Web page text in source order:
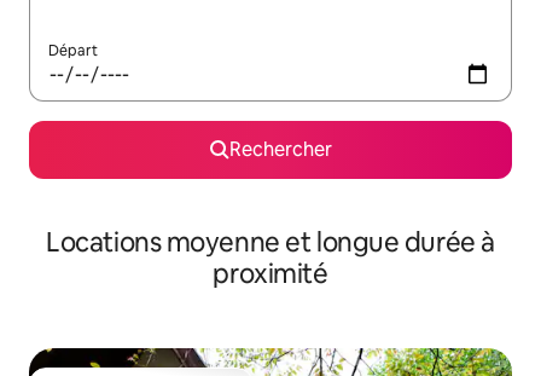
Départ
Rechercher
Locations moyenne et longue durée à
proximité